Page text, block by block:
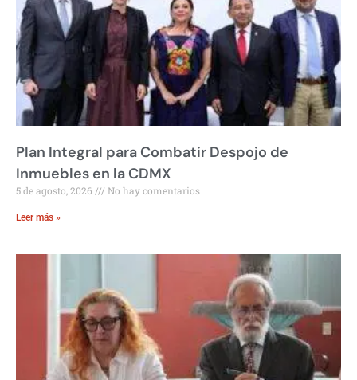
Plan Integral para Combatir Despojo de
Inmuebles en la CDMX
5 de agosto, 2026 No hay comentarios
Leer más »